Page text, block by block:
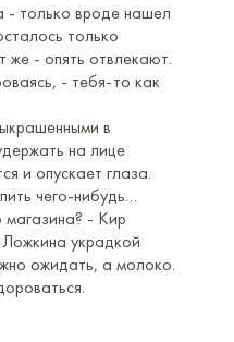
- только вроде нашел
только
же - опять отвлекают.
- тебя-то как
в
на лице
и опускает глаза.
чего-нибудь…
- Кир
Ложкина украдкой
ожидать, а молоко.